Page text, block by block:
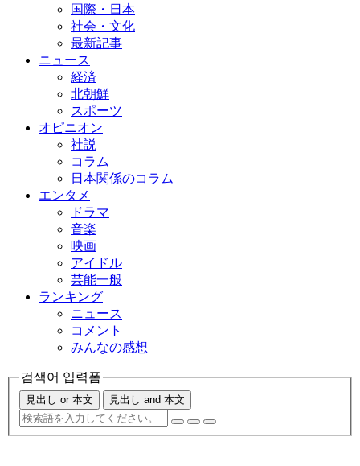
国際・日本
社会・文化
最新記事
ニュース
経済
北朝鮮
スポーツ
オピニオン
社説
コラム
日本関係のコラム
エンタメ
ドラマ
音楽
映画
アイドル
芸能一般
ランキング
ニュース
コメント
みんなの感想
검색어 입력폼
見出し or 本文 見出し and 本文